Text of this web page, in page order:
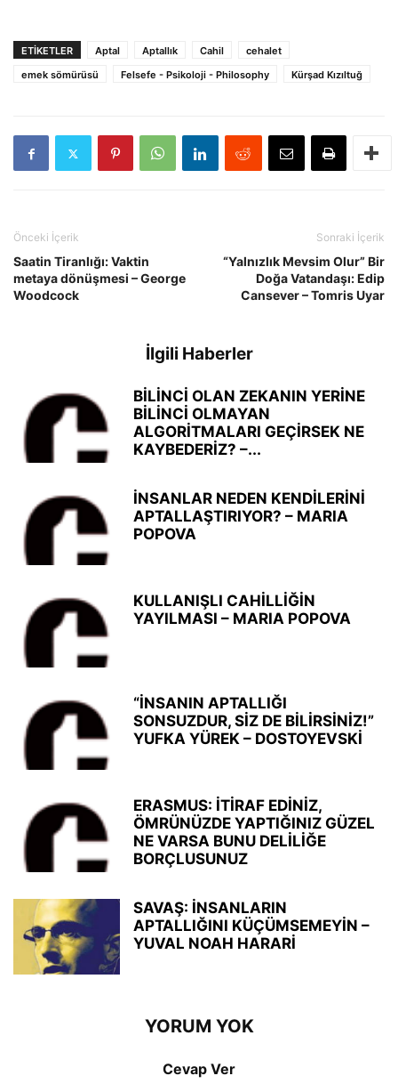
ETIKETLER Aptal Aptallık Cahil
cehalet
emek sömürüsü
Felsefe - Psikoloji - Philosophy Kürşad Kızıltuğ
Önceki İçerik
Saatin Tiranlığı: Vaktin
metaya dönüşmesi – George
Woodcock
Sonraki İçerik
“Yalnızlık Mevsim Olur” Bir
Doğa Vatandaşı: Edip
Cansever – Tomris Uyar
İlgili Haberler
BİLİNCİ OLAN ZEKANIN YERİNE
BİLİNCİ OLMAYAN
ALGORİTMALARI GEÇİRSEK NE
KAYBEDERİZ? –...
İNSANLAR NEDEN KENDİLERİNİ
APTALLAŞTIRIYOR? – MARIA
POPOVA
KULLANIŞLI CAHİLLİĞİN
YAYILMASI – MARIA POPOVA
“İNSANIN APTALLIĞI
SONSUZDUR, SİZ DE BİLİRSİNİZ!”
YUFKA YÜREK – DOSTOYEVSKİ
ERASMUS: İTİRAF EDİNİZ,
ÖMRÜNÜZDE YAPTIĞINIZ GÜZEL
NE VARSA BUNU DELİLİĞE
BORÇLUSUNUZ
SAVAŞ: İNSANLARIN
APTALLIĞINI KÜÇÜMSEMEYİN –
YUVAL NOAH HARARİ
YORUM YOK
Cevap Ver